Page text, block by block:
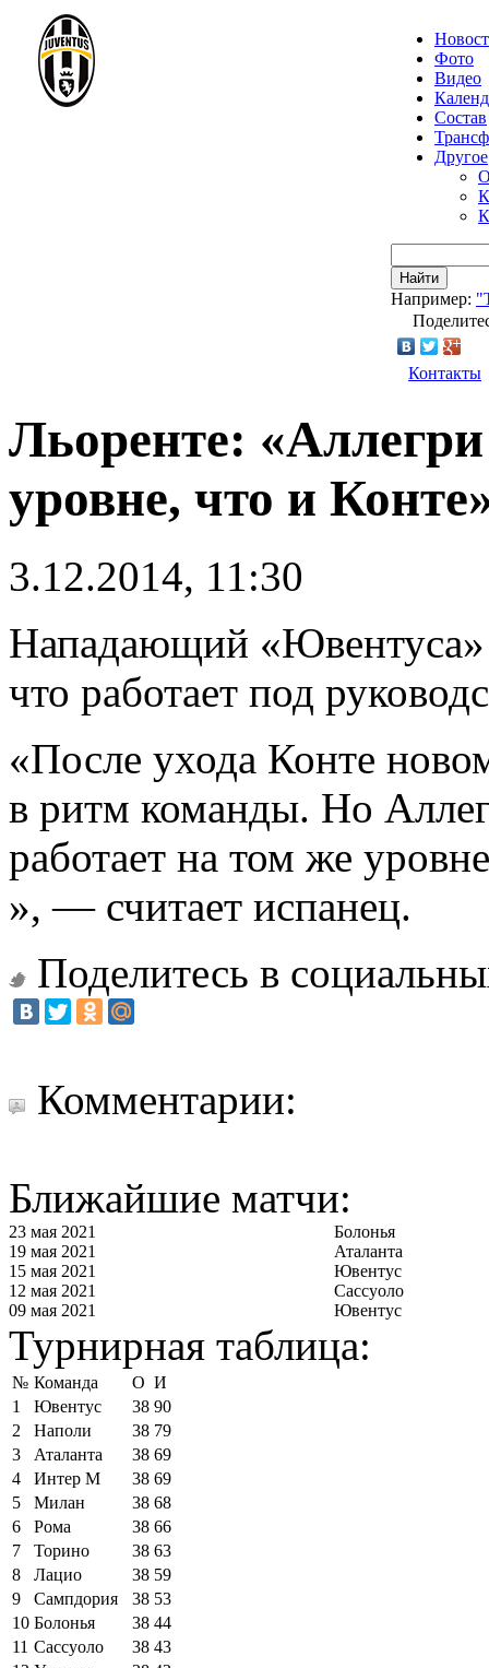
Фото
Видео
Состав
Другое
Найти
Например:
Контакты
Льоренте:
уровне, что и
3.12.2014, 11:30
Нападающий «Ювентуса»
что работает под
«После ухода Конте
в ритм команды. Но
работает на том же
», — считает испанец.
Поделитесь в
Комментарии:
Ближайшие матчи:
23 мая 2021
Болонья
19 мая 2021
Аталанта
15 мая 2021
Ювентус
12 мая 2021
Сассуоло
09 мая 2021
Ювентус
Турнирная таблица:
№ Команда О И
1
Ювентус 38 90
2
Наполи 38 79
3
Аталанта 38 69
4
Интер М 38 69
5
Милан 38 68
6
Рома 38 66
7
Торино 38 63
8
Лацио 38 59
9
Сампдория 38 53
10 Болонья 38 44
11 Сассуоло 38 43